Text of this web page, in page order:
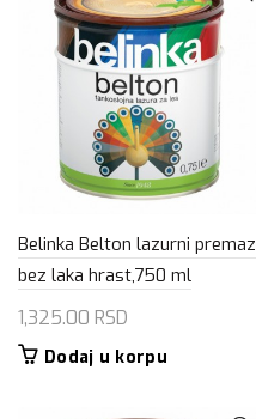
Belinka Belton lazurni premaz
bez laka hrast,750 ml
1,325.00 RSD
Dodaj u korpu